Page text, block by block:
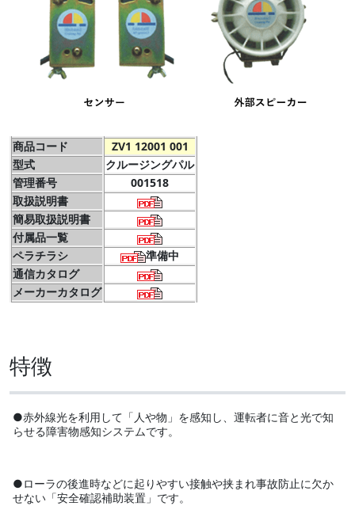
商品コード
ZV1 12001 001
型式
クルージングパル
管理番号
001518
取扱説明書
簡易取扱説明書
付属品一覧
ペラチラシ
準備中
通信カタログ
メーカーカタログ
特徴
●赤外線光を利用して「人や物」を感知し、運転者に音と光で知
らせる障害物感知システムです。
●ローラの後進時などに起りやすい接触や挟まれ事故防止に欠か
せない「安全確認補助装置」です。